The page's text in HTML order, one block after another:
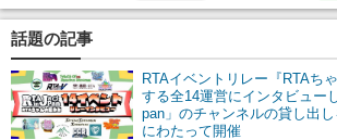
マンガ
ニコニコQ
話題の記事
RTAイベントリレー『RTAち
する全14運営にインタビュー
pan」のチャンネルの貸し出
にわたって開催